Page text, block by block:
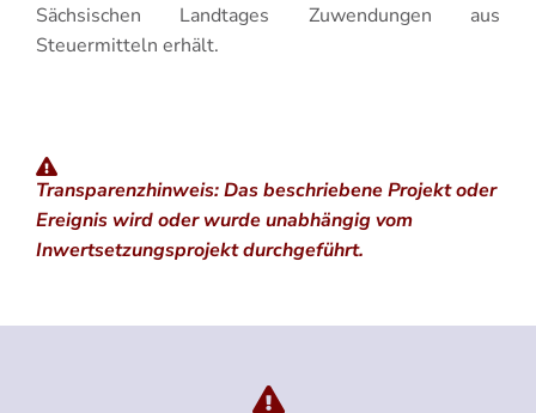
Sächsischen Landtages Zuwendungen aus
Steuermitteln erhält.
Transparenzhinweis: Das beschriebene Projekt oder
Ereignis wird oder wurde unabhängig vom
Inwertsetzungsprojekt durchgeführt.